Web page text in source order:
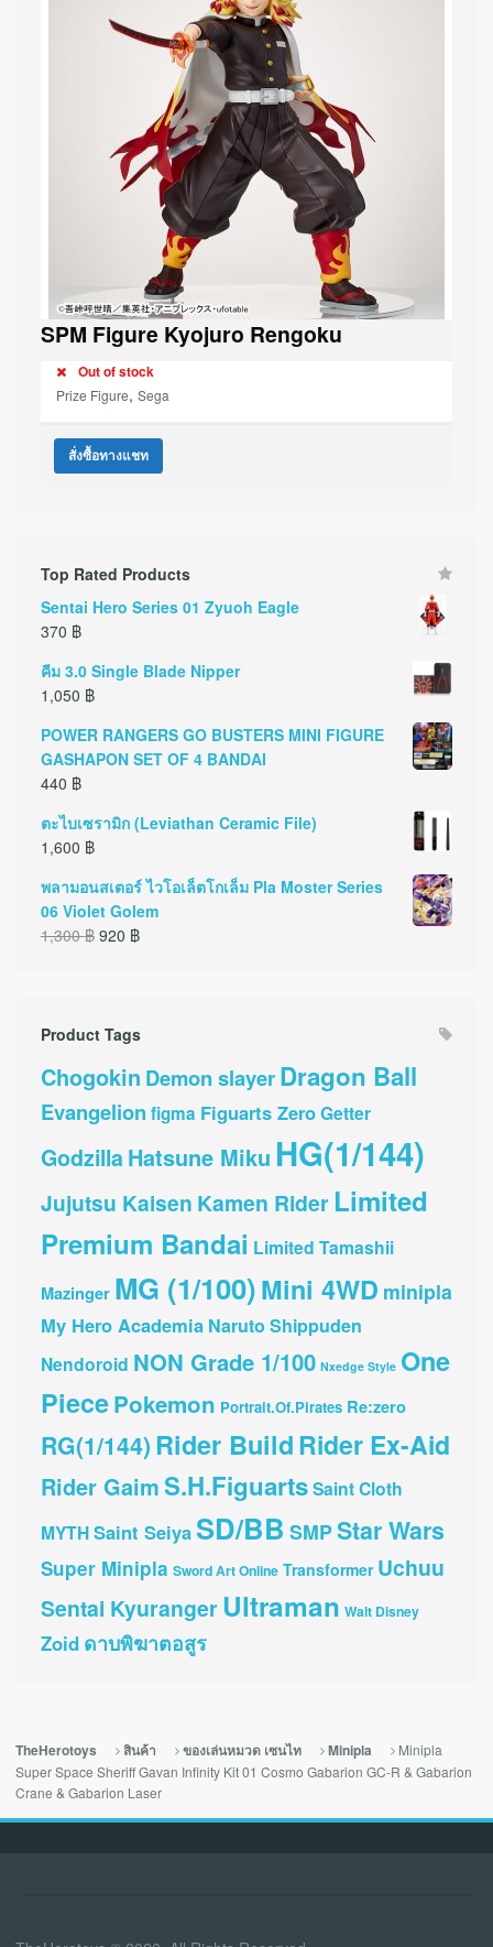
SPM Figure Kyojuro Rengoku
Out of stock
Prize Figure, Sega
สั่งซื้อทางแชท
Top Rated Products
Sentai Hero Series 01 Zyuoh Eagle
370 ฿
คีม 3.0 Single Blade Nipper
1,050 ฿
POWER RANGERS GO BUSTERS MINI FIGURE
GASHAPON SET OF 4 BANDAI
440 ฿
ตะไบเซรามิก (Leviathan Ceramic File)
1,600 ฿
พลามอนสเตอร์ ไวโอเล็ตโกเล็ม Pla Moster Series
06 Violet Golem
1,300฿ 920 ฿
Product Tags
Chogokin Demon slayerDragon Ball
Evangelion figma Figuarts ZeroGetter
GodzillaHatsune Miku HG(1/144)
Jujutsu Kaisen Kamen Rider Limited
Premium Bandai Limited Tamashii
Mazinger MG (1/100)Mini 4WD minipla
My Hero Academia Naruto Shippuden
Nendoroid NON Grade 1/100 Nxedge Style One
PiecePokemon Portrait.Of.Pirates Re:zero
RG(1/144)Rider BuildRider Ex-Aid
Rider GaimS.H.FiguartsSaint Cloth
MYTHSaint SeiyaSD/BB SMPStar Wars
Super Minipla Sword Art Online Transformer Uchuu
Sentai KyurangerUltraman Walt Disney
Zoid ดาบพิฆาตอสูร
TheHerotoys สินค้า ของเล่นหมวด เซนไท Minipla
Minipla
Super Space Sheriff Gavan Infinity Kit 01 Cosmo Gabarion GC-R & Gabarion
Crane & Gabarion Laser